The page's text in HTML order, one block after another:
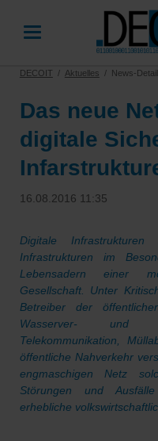
DECOIT Aktuelles News-
Das neue
digitale
16.08.2016 11:35
Digitale
Infrastrukturen im
Lebensadern einer
Gesellschaft. Unter
Betreiber der
Wasserver- und
Telekommunikation,
öffentliche Nahverkehr
engmaschigen Netz
Störungen und
erhebliche